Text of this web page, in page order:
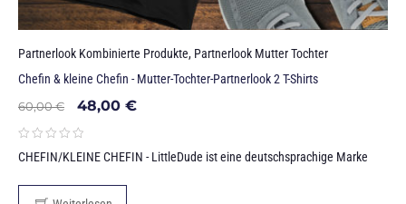
Partnerlook Kombinierte Produkte, Partnerlook Mutter Tochter
Chefin & kleine Chefin - Mutter-Tochter-Partnerlook 2 T-Shirts
60,00€ 48,00 €
CHEFIN/KLEINE CHEFIN - LittleDude ist eine deutschsprachige Marke